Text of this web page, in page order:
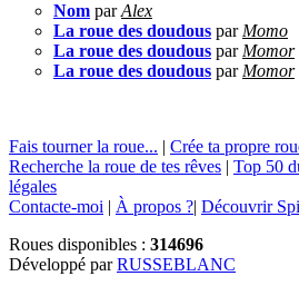
Nom parAlex
La roue des doudous par Momo
La roue des doudous par Momor
La roue des doudous par Momor
Fais tourner la roue... | Crée ta propre
Recherche la roue de tes rêves | Top 50
légales
Contacte-moi | À propos ?| Découvrir
Roues disponibles : 314696
Développé parRUSSEBLANC